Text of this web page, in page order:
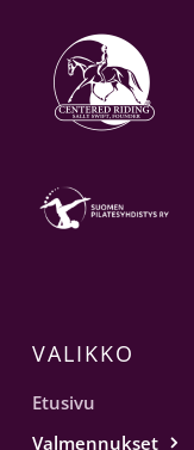
VALIKKO
Etusivu
Valmennukset